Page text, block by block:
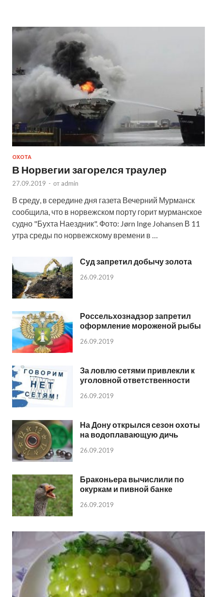
ОХОТА
В Норвегии загорелся траулер
27.09.2019 - от admin
В среду, в середине дня газета Вечерний Мурманск
сообщила, что в норвежском порту горит мурманское
судно "Бухта Наездник". Фото: Jørn Inge Johansen В 11
утра среды по норвежскому времени в …
Суд запретил добычу золота
26.09.2019
Россельхознадзор запретил
оформление мороженой рыбы
26.09.2019
За ловлю сетями привлекли к
уголовной ответственности
26.09.2019
На Дону открылся сезон охоты
на водоплавающую дичь
26.09.2019
Браконьера вычислили по
окуркам и пивной банке
26.09.2019